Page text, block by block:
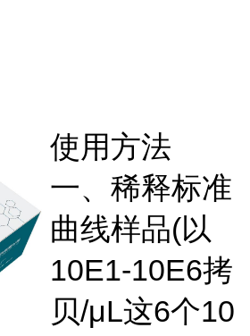
使用方法
一、稀释标准
曲线样品(以
10E1-10E6拷
贝/μL这6个10